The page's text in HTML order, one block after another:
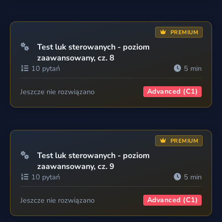
PREMIUM
Test luk sterowanych - poziom
zaawansowany, cz. 8
10 pytań 5 min
Jeszcze nie rozwiązano Advanced (C1)
PREMIUM
Test luk sterowanych - poziom
zaawansowany, cz. 9
10 pytań 5 min
Jeszcze nie rozwiązano Advanced (C1)